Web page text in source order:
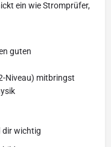
ein wie Stromprüfer,
guten
Niveau) mitbringst
dir wichtig